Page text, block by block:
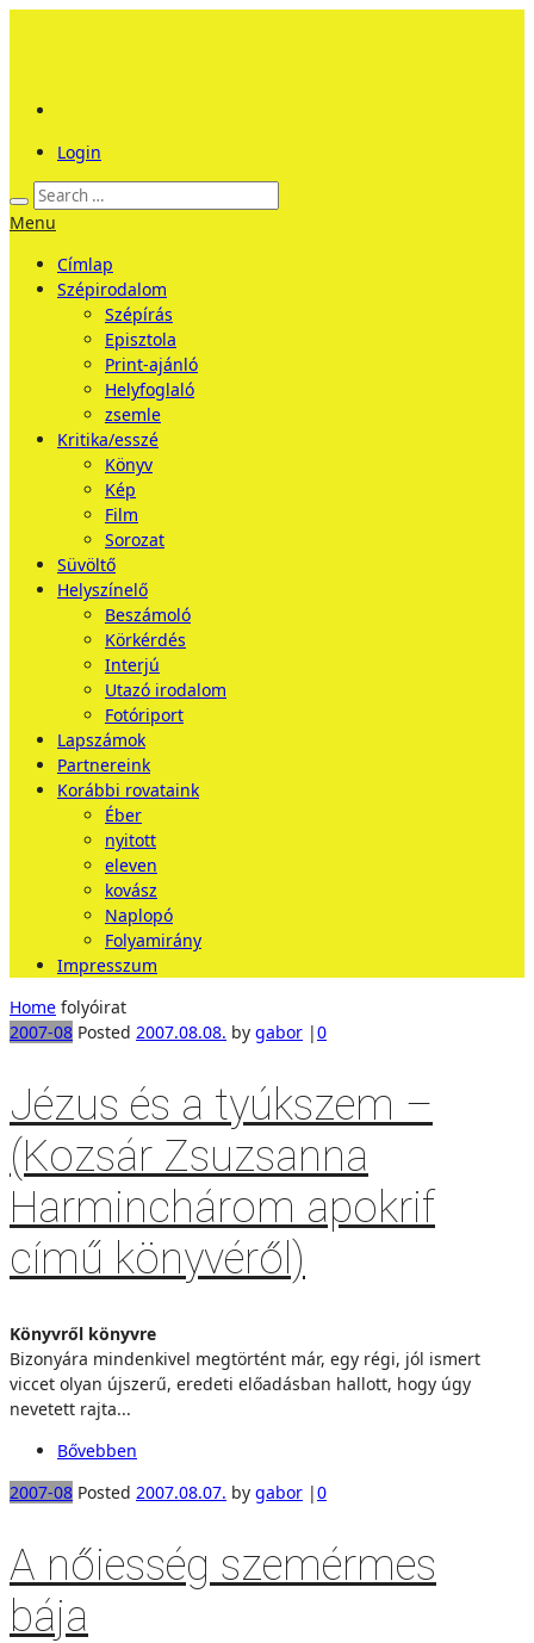
Login
Menu
Címlap
Szépirodalom
Szépírás
Episztola
Print-ajánló
Helyfoglaló
zsemle
Kritika/esszé
Könyv
Kép
Film
Sorozat
Süvöltő
Helyszínelő
Beszámoló
Körkérdés
Interjú
Utazó irodalom
Fotóriport
Lapszámok
Partnereink
Korábbi rovataink
Éber
nyitott
eleven
kovász
Naplopó
Folyamirány
Impresszum
Home folyóirat
2007-08 Posted 2007.08.08. by gabor |0
Jézus és a tyúkszem –
(Kozsár Zsuzsanna
Harminchárom apokrif
című könyvéről)
Könyvről könyvre
Bizonyára mindenkivel megtörtént már, egy régi, jól ismert
viccet olyan újszerű, eredeti előadásban hallott, hogy úgy
nevetett rajta...
Bővebben
2007-08 Posted 2007.08.07. by gabor |0
A nőiesség szemérmes
bája